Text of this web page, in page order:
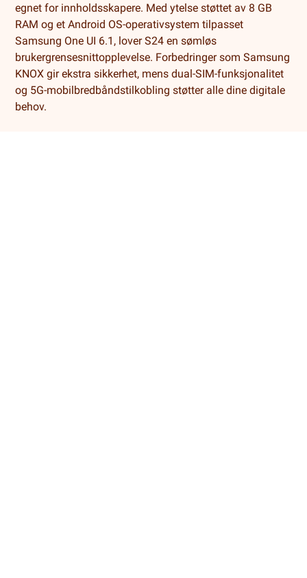
egnet for innholdsskapere. Med ytelse støttet av 8 GB
RAM og et Android OS-operativsystem tilpasset
Samsung One UI 6.1, lover S24 en sømløs
brukergrensesnittopplevelse. Forbedringer som Samsung
KNOX gir ekstra sikkerhet, mens dual-SIM-funksjonalitet
og 5G-mobilbredbåndstilkobling støtter alle dine digitale
behov.